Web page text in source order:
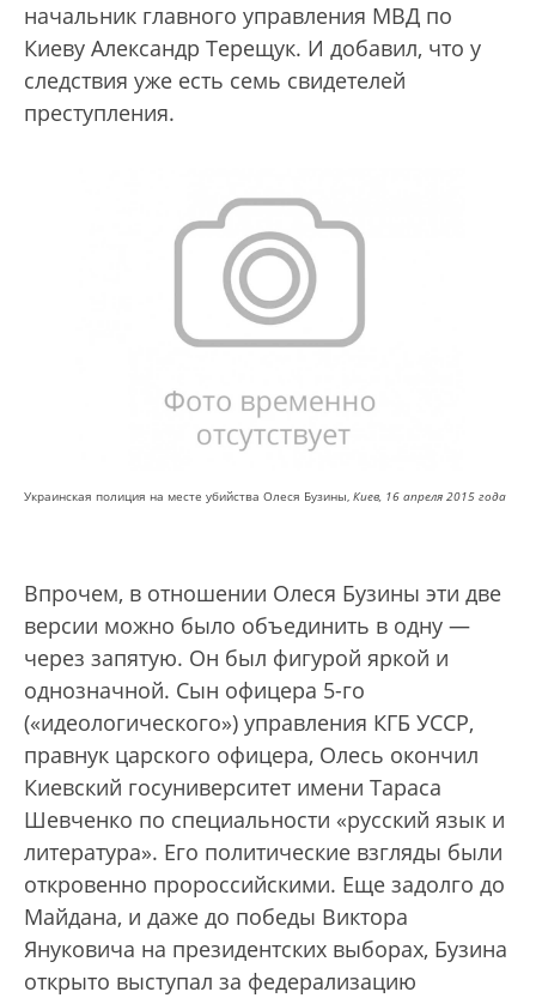
начальник главного управления МВД по
Киеву Александр Терещук. И добавил, что у
следствия уже есть семь свидетелей
преступления.
Украинская полиция на месте убийства Олеся Бузины, Киев, 16 апреля 2015 года
Впрочем, в отношении Олеся Бузины эти две
версии можно было объединить в одну —
через запятую. Он был фигурой яркой и
однозначной. Сын офицера 5-го
(«идеологического») управления КГБ УССР,
правнук царского офицера, Олесь окончил
Киевский госуниверситет имени Тараса
Шевченко по специальности «русский язык и
литература». Его политические взгляды были
откровенно пророссийскими. Еще задолго до
Майдана, и даже до победы Виктора
Януковича на президентских выборах, Бузина
открыто выступал за федерализацию